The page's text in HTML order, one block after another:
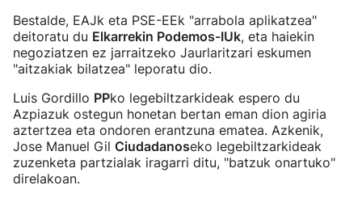
Bestalde, EAJk eta PSE-EEk "arrabola aplikatzea"
deitoratu du Elkarrekin Podemos-IUk, eta haiekin
negoziatzen ez jarraitzeko Jaurlaritzari eskumen
"aitzakiak bilatzea" leporatu dio.
Luis Gordillo PPko legebiltzarkideak espero du
Azpiazuk ostegun honetan bertan eman dion agiria
aztertzea eta ondoren erantzuna ematea. Azkenik,
Jose Manuel Gil Ciudadanoseko legebiltzarkideak
zuzenketa partzialak iragarri ditu, "batzuk onartuko"
direlakoan.